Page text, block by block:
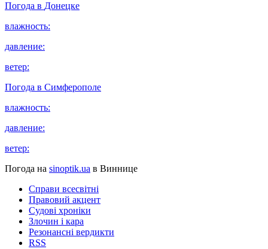
Погода в Донецке
влажность:
давление:
ветер:
Погода в Симферополе
влажность:
давление:
ветер:
Погода на sinoptik.ua в Виннице
Справи всесвітні
Правовий акцент
Судові хроніки
Злочин і кара
Резонансні вердикти
RSS